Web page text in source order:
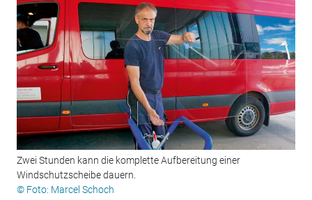
Zwei Stunden kann die komplette Aufbereitung einer
Windschutzscheibe dauern.
© Foto: Marcel Schoch